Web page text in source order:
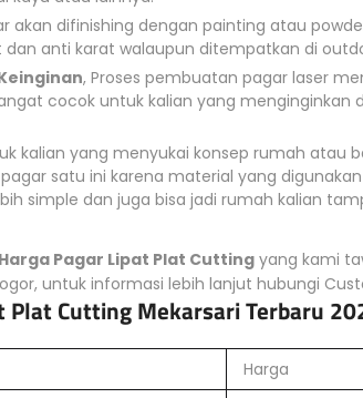
akan difinishing dengan painting atau
anti karat walaupun ditempatkan di
, Proses pembuatan pagar laser
cocok untuk kalian yang menginginkan
kalian yang menyukai konsep rumah atau
satu ini karena material yang
simple dan juga bisa jadi rumah kalian
Harga Pagar Lipat Plat Cutting yang kami
untuk informasi lebih lanjut hubungi
Plat Cutting Mekarsari Terbaru
Harga